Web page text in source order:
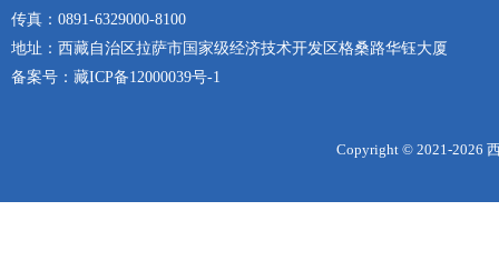
传真：0891-6329000-8100
地址：西藏自治区拉萨市国家级经济技术开发区格桑路华钰大厦
备案号： 藏ICP备12000039号-1
Copyright © 2021-2026